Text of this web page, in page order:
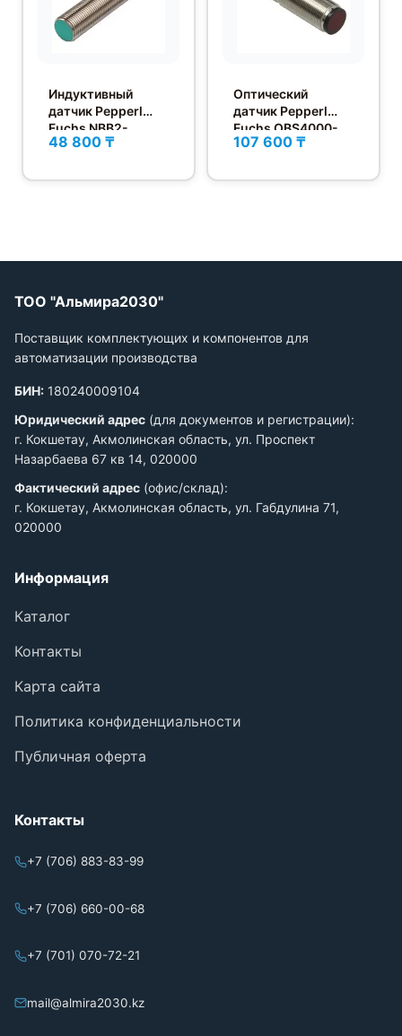
Индуктивный
датчик Pepperl
Fuchs NBB2-
12GM50-E2
48 800 ₸
Оптический
датчик Pepperl
Fuchs OBS4000-
18GM60-E5-V1
107 600 ₸
ТОО "Альмира2030"
Поставщик комплектующих и компонентов для
автоматизации производства
БИН: 180240009104
Юридический адрес (для документов и регистрации):
г. Кокшетау, Акмолинская область, ул. Проспект
Назарбаева 67 кв 14, 020000
Фактический адрес (офис/склад):
г. Кокшетау, Акмолинская область, ул. Габдулина 71,
020000
Информация
Каталог
Контакты
Карта сайта
Политика конфиденциальности
Публичная оферта
Контакты
+7 (706) 883-83-99
+7 (706) 660-00-68
+7 (701) 070-72-21
mail@almira2030.kz